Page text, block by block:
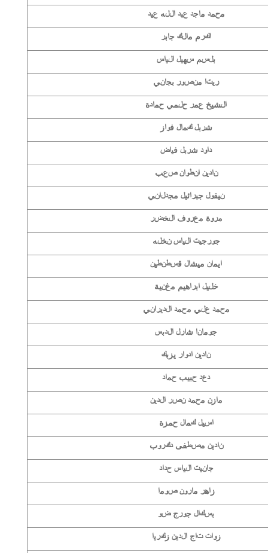
محمد ماجد عبد الله عيد
اكرم مالك جابر
بلسم سهيل الياس
ريتا منصور بجاني
الشيخ عمر حلمي حمادة
شربل كمال فواز
داود شربل فياض
نادين انطوان صعب
نيقول جبرائيل مجدلاني
مروة معروف الخضر
جورجيت الياس نخله
ايمان ميشال قسطنطين
خليل ابراهيم مغنية
محمد علي محمد الديراني
جومانا شارل الدبس
نادين ادوار يزبك
دعد حبيب حماد
مازن محمد نصر الدين
اسيل كمال حمزة
نادين مصطفى دكروب
جانيت الياس حداد
زاهر مارون صوما
بسكال جورج ضو
زوات تاج الدين زكريا